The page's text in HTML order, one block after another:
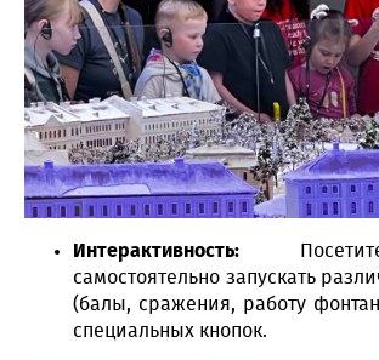
Интерактивность:
самостоятельно запускать
(балы, сражения, работу
специальных кнопок.